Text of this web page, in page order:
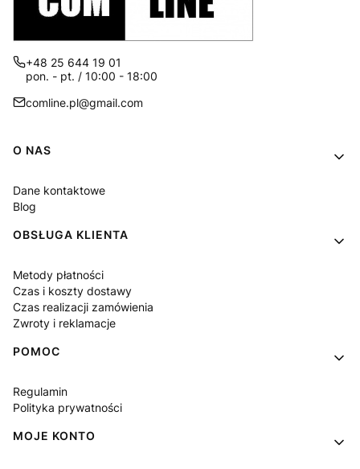
+48 25 644 19 01
pon. - pt. / 10:00 - 18:00
comline.pl@gmail.com
Linki w stopce
O NAS
Dane kontaktowe
Blog
OBSŁUGA KLIENTA
Metody płatności
Czas i koszty dostawy
Czas realizacji zamówienia
Zwroty i reklamacje
POMOC
Regulamin
Polityka prywatności
MOJE KONTO